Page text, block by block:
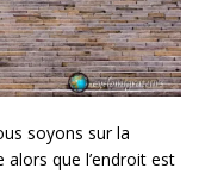
soyons sur la
alors que l’endroit est